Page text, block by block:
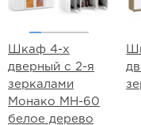
Шкаф 4-х
дверный с 2-я
зеркалами
Монако МН-60
белое дерево